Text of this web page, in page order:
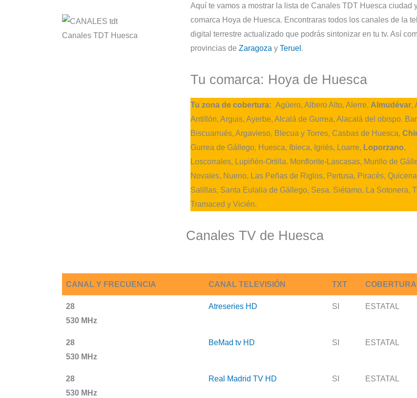
Canales TDT Huesca
Aquí te vamos a mostrar la lista de Canales TDT Huesca ciudad
comarca Hoya de Huesca. Encontraras todos los canales de la
digital terrestre actualizado que podrás sintonizar en tu tv. Así
provincias deZaragozayTeruel .
Tu comarca: Hoya de Huesca
Tu zona de cobertura: Agüero, Albero Alto, Alerre, Almudévar,
Antillón, Arguis, Ayerbe, Alcalá de Gurrea, Alacalá del obispo.
Biscuarrués, Argavieso, Blecua y Torres, Casbas de Huesca,
Gurrea de Gállego, Huesca, Ibieca, Igriés, Loarre, Loporzano,
Loscorrales, Lupiñén-Ortilla. Monflorite-Lascasas, Murillo de
Novales, Nueno, Las Peñas de Riglos, Pertusa, Piracés,
Salillas, Santa Eulalia de Gállego, Sesa. Siétamo, La Sotonera,
Tramaced y Vicién.
Canales TV de Huesca
CANAL Y FRECUENCIA CANAL TELEVISIÓN TXT COBERTURA
28
530 MHz
Atreseries HD SI ESTATAL
28
530 MHz
BeMad tv HD SI ESTATAL
28
530 MHz
Real Madrid TV HD SI ESTATAL